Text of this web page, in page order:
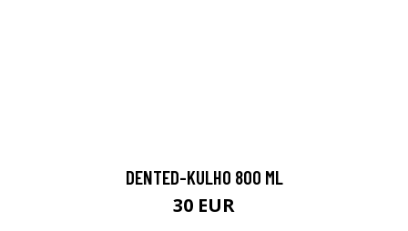
DENTED-KULHO 800 ML
30 EUR